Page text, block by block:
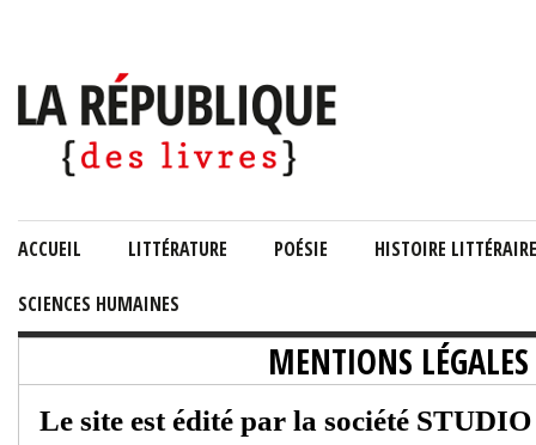
ACCUEIL LITTÉRATURE POÉSIE HISTOIRE LITTÉRAIRE
SCIENCES HUMAINES
MENTIONS LÉGALES
Le site est édité par la société